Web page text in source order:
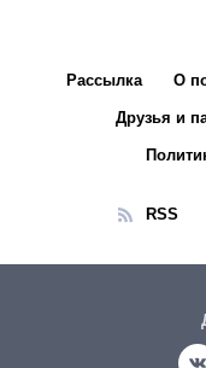
Рассылка О
Друзья и
RSS